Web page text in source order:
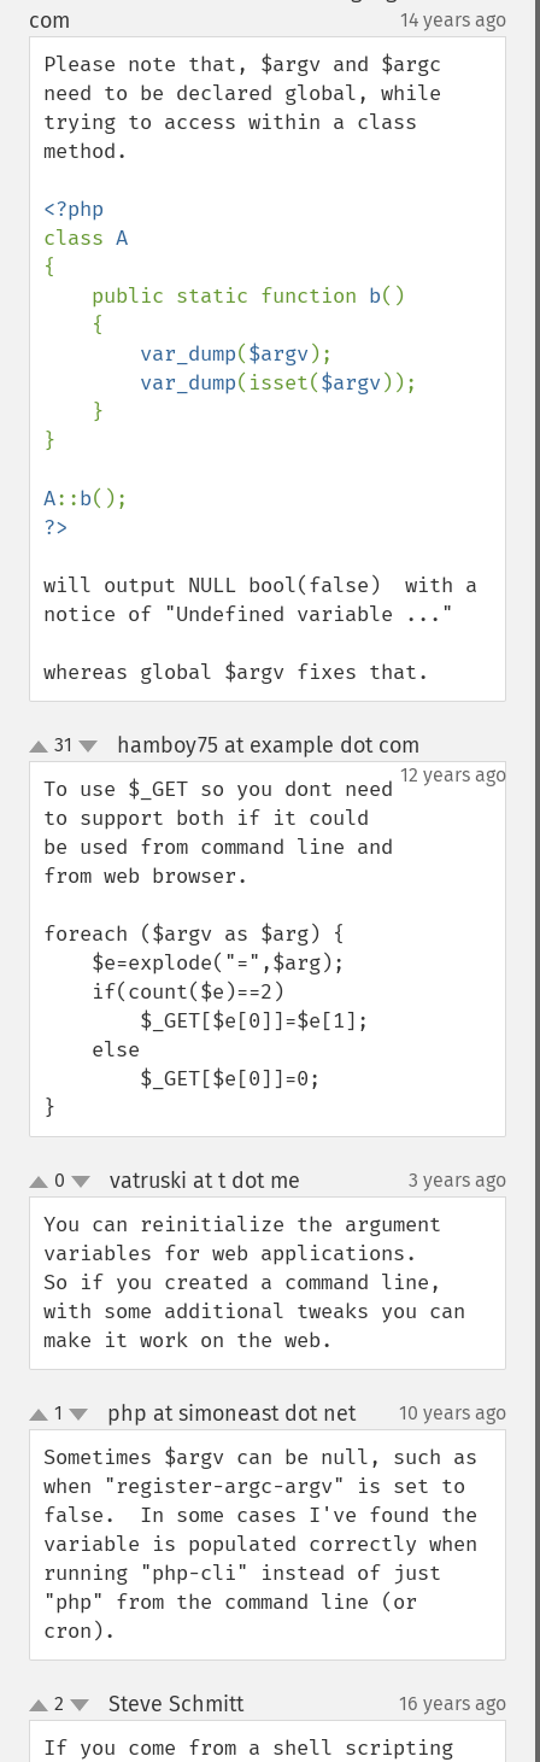
com
14 years ago
Please note that, $argv and $argc
need to be declared global, while
trying to access within a class
method.
class
{
    public static function
b()
var_dump($argv);
var_dump(isset($argv));
}
A::b
will output NULL bool(false)  with a
notice of "Undefined variable ..."
whereas global $argv fixes that.
up
down
31 hamboy75 at example dot com
12 years ago
To use $_GET so you dont need
to support both if it could
be used from command line and
from web browser.
foreach ($argv as $arg) {
}
up
down
0 vatruski at t dot me 3 years ago
You can reinitialize the argument
variables for web applications.
So if you created a command line,
with some additional tweaks you can
make it work on the web.
up
down
1 php at simoneast dot net¶ 10 years ago
Sometimes $argv can be null, such as
when "register-argc-argv" is set to
false.  In some cases I've found the
variable is populated correctly when
running "php-cli" instead of just
"php" from the command line (or
cron).
up
down
2 Steve Schmitt¶ 16 years ago
If you come from a shell scripting